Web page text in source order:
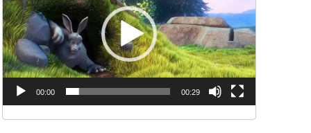
00:00 00:29